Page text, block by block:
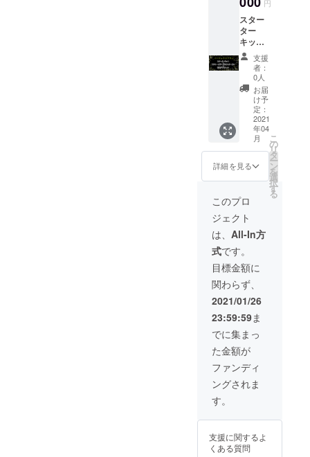
円
スター
ター
キット
１点＋
ダメー
ジカウ
ンター
１０個
＋アク
キー＋
特製
デッキ
ケース
＋感謝
の手紙
支援
者：
0人
お届
け予
定：
2021
年04
月
詳細を見る
こ
の
リ
タ
ー
ン
を
選
択
す
る
このプロ
ジェクト
は、 All-In方
式です。
目標金額に
関わらず、
2021/01/26
23:59:59ま
でに集まっ
た金額が
ファンディ
ングされま
す。
支援に関するよ
くある質問